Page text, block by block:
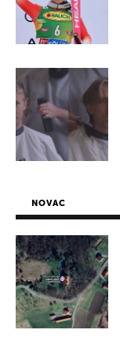
NOVAC